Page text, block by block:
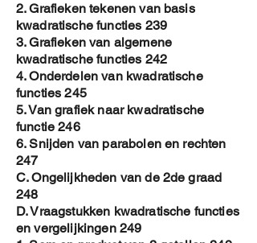
2. Grafieken tekenen van basis
kwadratische functies 239
3. Grafieken van algemene
kwadratische functies 242
4. Onderdelen van kwadratische
functies 245
5. Van grafiek naar kwadratische
functie 246
6. Snijden van parabolen en rechten
247
C. Ongelijkheden van de 2de graad
248
D. Vraagstukken kwadratische functies
en vergelijkingen 249